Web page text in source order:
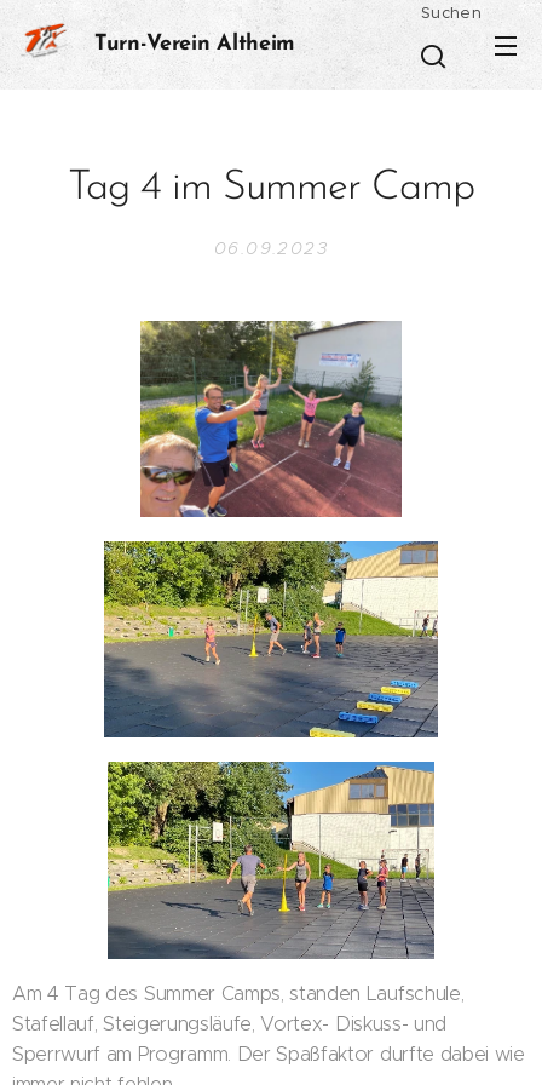
Turn-Verein Altheim
Suchen
Tag 4 im Summer Camp
06.09.2023
Am 4 Tag des Summer Camps, standen Laufschule,
Stafellauf, Steigerungsläufe, Vortex- Diskuss- und
Sperrwurf am Programm. Der Spaßfaktor durfte dabei wie